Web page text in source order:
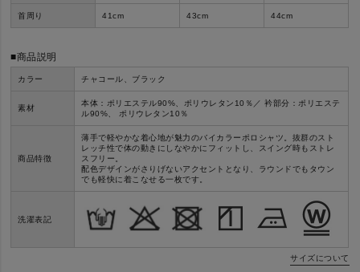
首周り 41cm 43cm 44cm
■商品説明
カラー チャコール、ブラック
素材
本体：ポリエステル90%、ポリウレタン10％／衿部分：ポリエステ
ル90%、ポリウレタン10％
商品特徴
薄手で軽やかな着心地が魅力のバイカラーポロシャツ。抜群のスト
レッチ性で体の動きにしなやかにフィットし、スイング時もストレ
スフリー。
配色デザインがさりげないアクセントとなり、ラウンドでもタウン
でも軽快に着こなせる一枚です。
洗濯表記
サイズについて